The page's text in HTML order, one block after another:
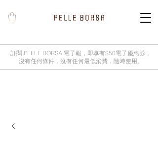
訂閱 PELLE BORSA 電子報，即享有$50電子優惠券，
沒有任何條件，沒有任何最低消費，隨時使用。